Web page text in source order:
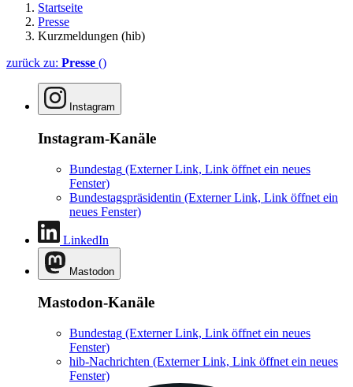
Startseite
Presse
Kurzmeldungen (hib)
zurück zu: Presse ()
Instagram
Instagram-Kanäle
Bundestag (Externer Link, Link öffnet ein neues
Fenster)
Bundestagspräsidentin (Externer Link, Link öffnet ein
neues Fenster)
LinkedIn
Mastodon
Mastodon-Kanäle
Bundestag (Externer Link, Link öffnet ein neues
Fenster)
hib-Nachrichten (Externer Link, Link öffnet ein neues
Fenster)